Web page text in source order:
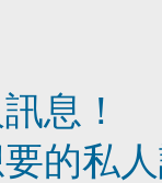
息！
的私